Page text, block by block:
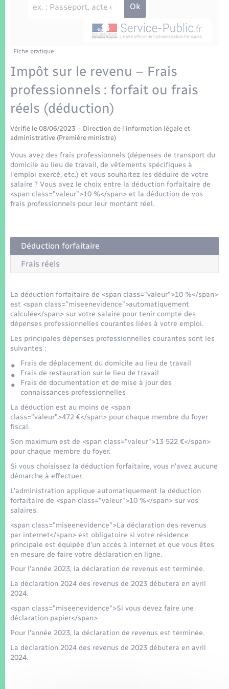
Etat-civil - Papiers - Citoyenneté
Parrainage civil
Recensement
Loisirs
Nouvel habitant
Numérique
Organisation d’événement
Sécurité - Prévention
Transports
Transports scolaires
Voirie et espace public
Travaux - Autorisation d’occupation de l’espace
Plan interactif
Présentation de la commune
Patrimoine – Histoire
Publications
La Communauté de communes
Fiche pratique
Impôt sur le revenu – Frais
professionnels : forfait ou frais
réels (déduction)
Vérifié le 08/06/2023 – Direction de l'information légale et
administrative (Première ministre)
Vous avez des frais professionnels (dépenses de transport du
domicile au lieu de travail, de vêtements spécifiques à
l'emploi exercé, etc.) et vous souhaitez les déduire de votre
salaire ? Vous avez le choix entre la déduction forfaitaire de
<span class="valeur">10 %</span> et la déduction de vos
frais professionnels pour leur montant réel.
Déduction forfaitaire
Frais réels
La déduction forfaitaire de <span class="valeur">10 %</span>
est <span class="miseenevidence">automatiquement
calculée</span> sur votre salaire pour tenir compte des
dépenses professionnelles courantes liées à votre emploi.
Les principales dépenses professionnelles courantes sont les
suivantes :
Frais de déplacement du domicile au lieu de travail
Frais de restauration sur le lieu de travail
Frais de documentation et de mise à jour des
connaissances professionnelles
La déduction est au moins de <span
class="valeur">472 €</span> pour chaque membre du foyer
fiscal.
Son maximum est de <span class="valeur">13 522 €</span>
pour chaque membre du foyer.
Si vous choisissez la déduction forfaitaire, vous n'avez aucune
démarche à effectuer.
L'administration applique automatiquement la déduction
forfaitaire de <span class="valeur">10 %</span> sur vos
salaires.
<span class="miseenevidence">La déclaration des revenus
par internet</span> est obligatoire si votre résidence
principale est équipée d'un accès à internet et que vous êtes
en mesure de faire votre déclaration en ligne.
Pour l'année 2023, la déclaration de revenus est terminée.
La déclaration 2024 des revenus de 2023 débutera en avril
2024.
<span class="miseenevidence">Si vous devez faire une
déclaration papier</span>
Pour l'année 2023, la déclaration de revenus est terminée.
La déclaration 2024 des revenus de 2023 débutera en avril
2024.